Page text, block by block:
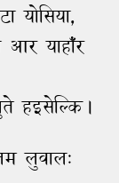
आर याहाँर
हइसेल्‍कि।
लुवाल: